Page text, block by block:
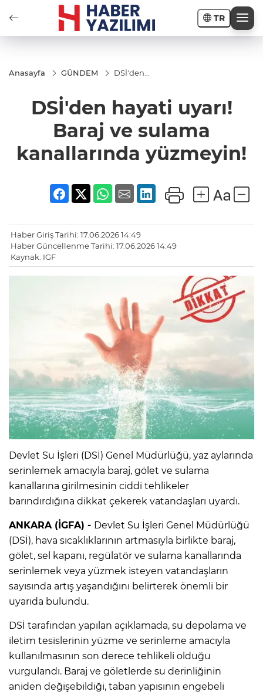
TR
Anasayfa GÜNDEM
DSİ'den
sulama
kanallarında
yüzmeyin!
DSİ'den hayati uyarı!
Baraj ve sulama
kanallarında yüzmeyin!
Haber Giriş Tarihi: 17.06.2026 14:49
Haber Güncellenme Tarihi: 17.06.2026 14:49
Kaynak: IGF
Devlet Su İşleri (DSİ) Genel Müdürlüğü, yaz aylarında
serinlemek amacıyla baraj, gölet ve sulama
kanallarına girilmesinin ciddi tehlikeler
barındırdığına dikkat çekerek vatandaşları uyardı.
ANKARA (İGFA) - Devlet Su İşleri Genel Müdürlüğü
(DSİ), hava sıcaklıklarının artmasıyla birlikte baraj,
gölet, sel kapanı, regülatör ve sulama kanallarında
serinlemek veya yüzmek isteyen vatandaşların
sayısında artış yaşandığını belirterek önemli bir
uyarıda bulundu.
DSİ tarafından yapılan açıklamada, su depolama ve
iletim tesislerinin yüzme ve serinleme amacıyla
kullanılmasının son derece tehlikeli olduğu
vurgulandı. Baraj ve göletlerde su derinliğinin
aniden değişebildiği, taban yapısının engebeli